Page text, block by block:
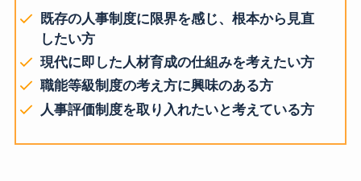
既存の人事制度に限界を感じ、根本から見直
したい方
現代に即した人材育成の仕組みを考えたい方
職能等級制度の考え方に興味のある方
人事評価制度を取り入れたいと考えている方